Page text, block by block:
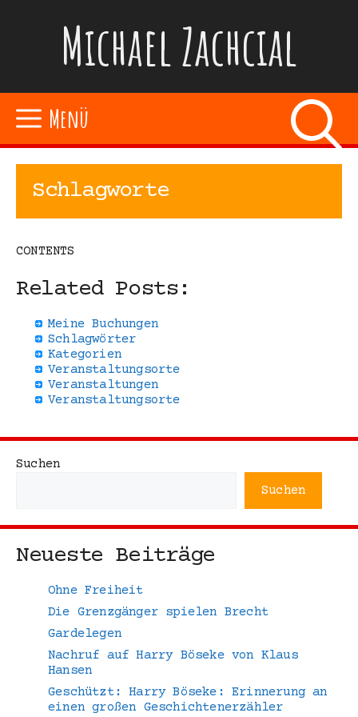
Michael Zachcial
Menü
Schlagworte
CONTENTS
Related Posts:
Meine Buchungen
Schlagwörter
Kategorien
Veranstaltungsorte
Veranstaltungen
Veranstaltungsorte
Suchen
Suchen
Neueste Beiträge
Ohne Freiheit
Die Grenzgänger spielen Brecht
Gardelegen
Nachruf auf Harry Böseke von Klaus
Hansen
Geschützt: Harry Böseke: Erinnerung an
einen großen Geschichtenerzähler